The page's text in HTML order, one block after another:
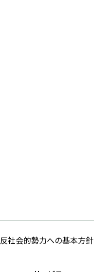
反社会的勢力への基本方針